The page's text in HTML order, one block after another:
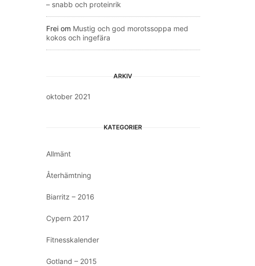
– snabb och proteinrik
Frei om Mustig och god morotssoppa med
kokos och ingefära
ARKIV
oktober 2021
KATEGORIER
Allmänt
Återhämtning
Biarritz – 2016
Cypern 2017
Fitnesskalender
Gotland – 2015